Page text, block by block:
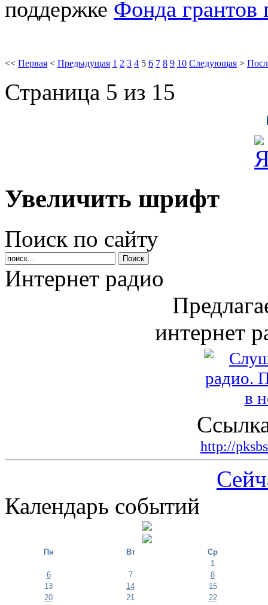
поддержке Фонда грантов
<< Первая < Предыдущая 1 2 3 4 5 6 7 8 9 10 Следующая >
Страница 5 из 15
Увеличить шрифт
Поиск по сайту
Интернет радио
интернет
http://
Календарь событий
Пн Вт
Ср
1
6
7
8
13
14
15
20
21
22